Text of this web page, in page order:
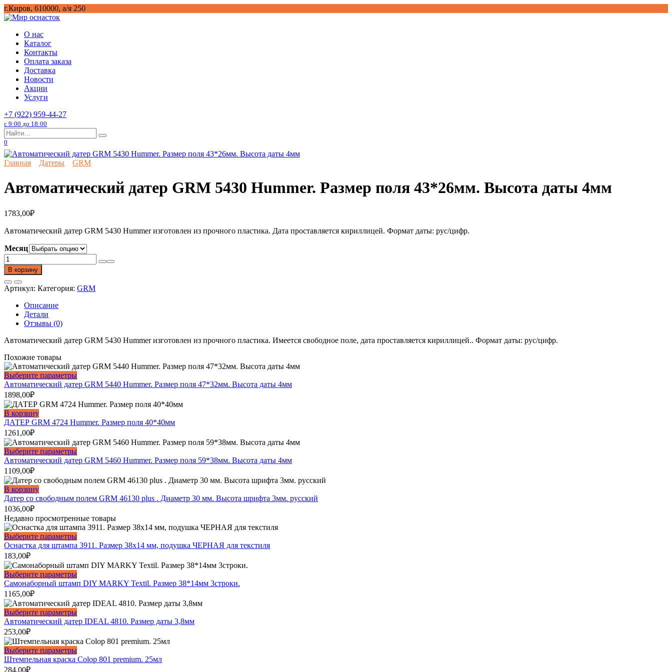
Перейти
к
г.Киров, 610000, а/я 250
О нас
Каталог
Контакты
Оплата заказа
Доставка
Новости
Акции
Услуги
+7 (922) 959-44-27
с 9:00 до 18:00
Search
for:
0
Главная Датеры GRM
Автоматический датер GRM 5430 Hummer. Размер поля 43*26мм. Высота даты 4мм
1783,00₽
Автоматический датер GRM 5430 Hummer изготовлен из прочного пластика. Дата проставляется кириллицей. Формат даты: рус/цифр.
Месяц
Количество
товара
Автоматический
датер
GRM
5430
Hummer.
Размер
43*26мм.
даты
4мм
В корзину
Артикул: Категория: GRM
Описание
Детали
Отзывы (0)
Автоматический датер GRM 5430 Hummer изготовлен из прочного пластика. Имеется свободное поле, дата проставляется кириллицей.. Формат даты: рус/цифр.
Похожие товары
Выберите параметрыЭтот
товар
несколько
Опции
можно
выбрать
на
странице
товара.
Автоматический датер GRM 5440 Hummer. Размер поля 47*32мм. Высота даты 4мм
1898,00₽
В корзину
ДАТЕР GRM 4724 Hummer. Размер поля 40*40мм
1261,00₽
Выберите параметрыЭтот
товар
несколько
Опции
можно
на
странице
товара.
Автоматический датер GRM 5460 Hummer. Размер поля 59*38мм. Высота даты 4мм
1109,00₽
В корзину
Датер со свободным полем GRM 46130 plus . Диаметр 30 мм. Высота шрифта 3мм. русский
1036,00₽
Недавно просмотренные товары
Выберите параметрыЭтот
товар
несколько
вариаций.
Опции
можно
выбрать
на
странице
товара.
Оснастка для штампа 3911. Размер 38х14 мм, подушка ЧЕРНАЯ для текстиля
183,00₽
Выберите параметрыЭтот
товар
несколько
вариаций.
Опции
можно
выбрать
на
странице
товара.
Самонаборный штамп DIY MARKY Textil. Размер 38*14мм 3строки.
1165,00₽
Выберите параметрыЭтот
товар
несколько
вариаций.
Опции
можно
Автоматический датер IDEAL 4810. Размер даты 3,8мм
253,00₽
Выберите параметрыЭтот
товар
Штемпельная краска Colop 801 premium. 25мл
284,00₽